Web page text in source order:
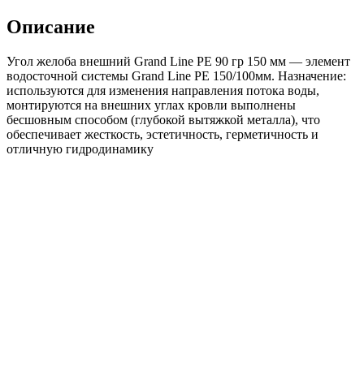
ZN
90
150
мм
Zn
цинк
Описание
Угол желоба внешний Grand Line PE 90 гр 150 мм — элемент
водосточной системы Grand Line PE 150/100мм. Назначение:
используются для изменения направления потока воды,
монтируются на внешних углах кровли выполнены
бесшовным способом (глубокой вытяжкой металла), что
обеспечивает жесткость, эстетичность, герметичность и
отличную гидродинамику